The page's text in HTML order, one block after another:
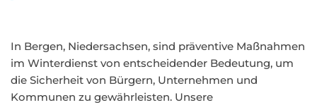
In Bergen, Niedersachsen, sind präventive Maßnahmen
im Winterdienst von entscheidender Bedeutung, um
die Sicherheit von Bürgern, Unternehmen und
Kommunen zu gewährleisten. Unsere